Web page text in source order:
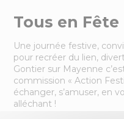
Tous en Fête
Une journée festive,
pour recréer du lien,
Gontier sur Mayenne
commission « Action
échanger, s’amuser, en
alléchant !